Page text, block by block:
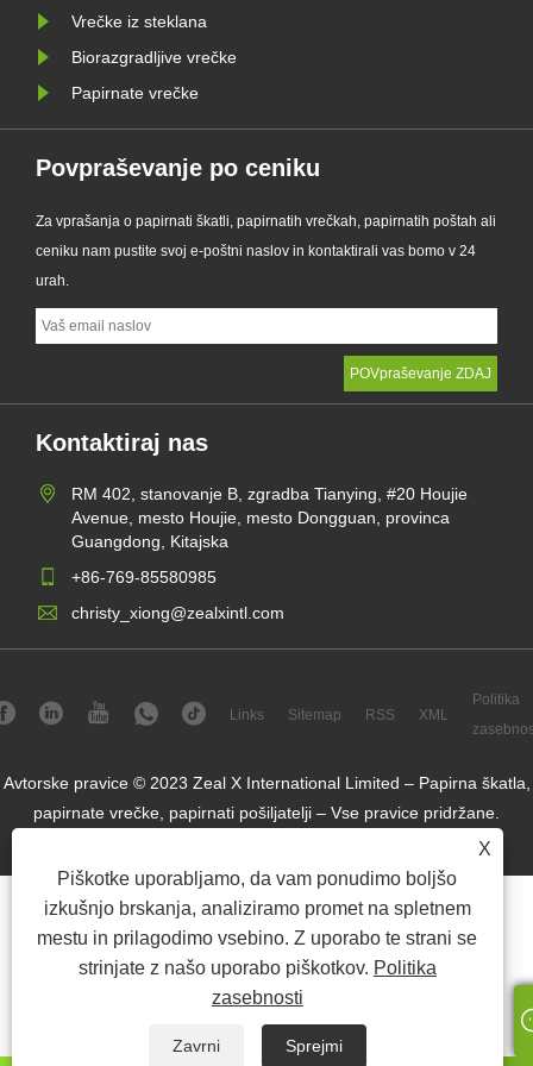
X
Piškotke uporabljamo, da vam ponudimo boljšo
izkušnjo brskanja, analiziramo promet na spletnem
mestu in prilagodimo vsebino. Z uporabo te strani se
strinjate z našo uporabo piškotkov. Politika
zasebnosti
Zavrni Sprejmi
Vrečke iz steklana
Biorazgradljive vrečke
Papirnate vrečke
Povpraševanje po ceniku
Za vprašanja o papirnati škatli, papirnatih vrečkah, papirnatih poštah ali
ceniku nam pustite svoj e-poštni naslov in kontaktirali vas bomo v 24
urah.
Kontaktiraj nas
RM 402, stanovanje B, zgradba Tianying, #20 Houjie
Avenue, mesto Houjie, mesto Dongguan, provinca
Guangdong, Kitajska
+86-769-85580985
christy_xiong@zealxintl.com
Links Sitemap RSS XML
Politika
Avtorske pravice © 2023 Zeal X International Limited – Papirna škatla,
papirnate vrečke, papirnati pošiljatelji – Vse pravice pridržane.